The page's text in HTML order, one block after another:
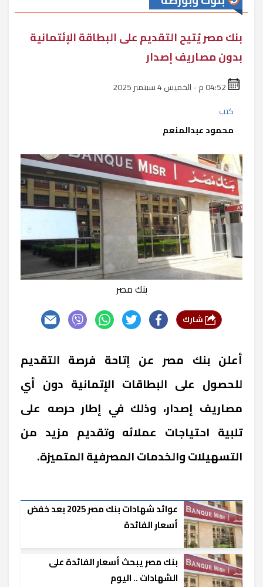
بنك مصر يُتيح التقديم على البطاقة الإئتمانية
بدون مصاريف إصدار
كتب
محمود عبدالمنعم
بنك مصر
أعلن بنك مصر عن إتاحة فرصة التقديم
للحصول على البطاقات الإتمانية دون أي
مصاريف إصدار، وذلك في إطار حرصه على
تلبية احتياجات عملائه وتقديم مزيد من
التسهيلات والخدمات المصرفية المتميزة.
عوائد شهادات بنك مصر 2025 بعد خفض
أسعار الفائدة
بنك مصر يبحث أسعار الفائدة على
الشهادات .. اليوم